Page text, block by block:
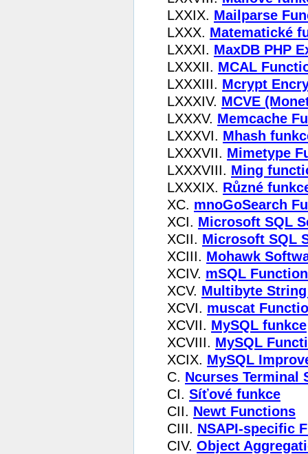
LXXIX. Mailparse
LXXX. Matematické
LXXXI. MaxDB PHP
LXXXII. MCAL
LXXXIII. Mcrypt
LXXXIV. MCVE
LXXXV. Memcache
LXXXVI. Mhash
LXXXVII. Mimetype
LXXXVIII. Ming
LXXXIX. Různé
XC. mnoGoSearch
XCI. Microsoft SQL
XCII. Microsoft SQL
XCIII. Mohawk
XCIV. mSQL
XCV. Multibyte
XCVI. muscat
XCVII. MySQL funkce
XCVIII. MySQL
XCIX. MySQL
C. Ncurses Terminal
CI. Síťové funkce
CII. Newt Functions
CIII. NSAPI-specific
CIV. Object